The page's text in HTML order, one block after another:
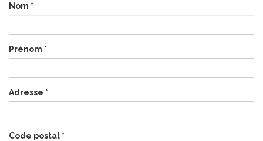
Nom *
Prénom *
Adresse *
Code postal *